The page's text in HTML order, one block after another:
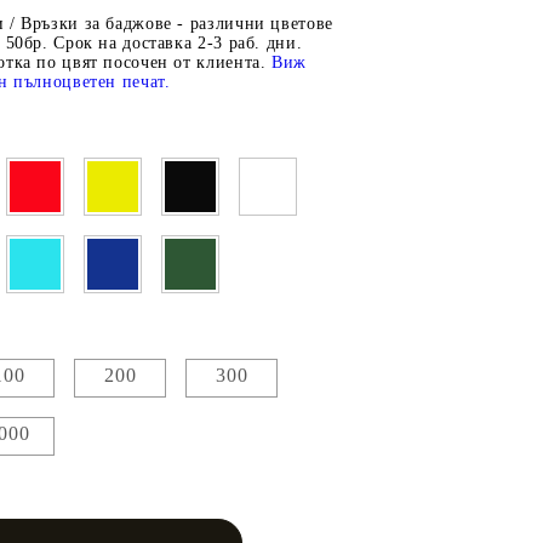
Връзки за баджове - различни цветове
Срок на доставка 2-3 раб. дни.
по цвят посочен от клиента.Виж
пълноцветен печат.
200 300